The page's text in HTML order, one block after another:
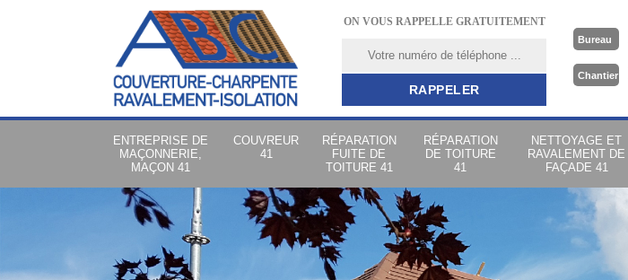
ON VOUS RAPPELLE GRATUITEMENT
Bureau
Chantier
ENTREPRISE DE
MAÇONNERIE,
MAÇON 41
COUVREUR
41
RÉPARATION
FUITE DE
TOITURE 41
RÉPARATION
DE TOITURE
41
NETTOYAGE ET
RAVALEMENT DE
FAÇADE 41